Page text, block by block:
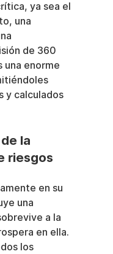
ya sea el
una
de 360
una enorme
y calculados
la
riesgos
en su
una
a la
en ella.
los